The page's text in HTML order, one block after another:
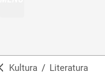
Kultura / Literatura